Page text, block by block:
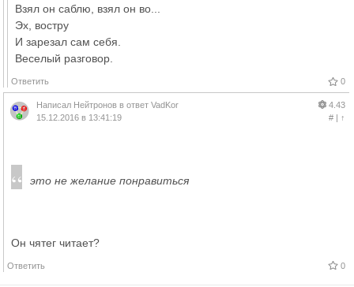
Взял он саблю, взял он во...
Эх, востру
И зарезал сам себя.
Веселый разговор.
Ответить 0
Написал Нейтронов в ответ VadKor
15.12.2016 в 13:41:19
4.43
#| ↑
это не желание понравиться
Он чятег читает?
Ответить 0